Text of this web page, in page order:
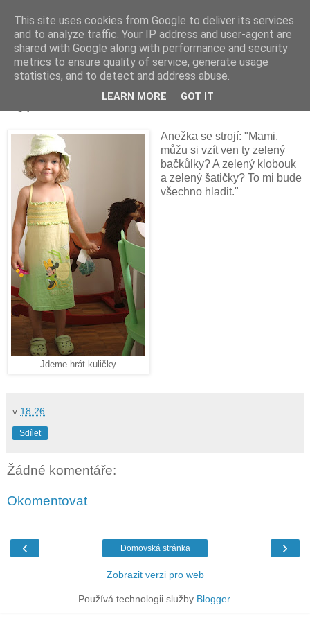
Jdeme hrát kuličky
Anežka se strojí: "Mami,
můžu si vzít ven ty zelený
bačkůlky? A zelený klobouk
a zelený šatičky? To mi bude
všechno hladit."
v 18:26
Sdílet
Žádné komentáře:
Okomentovat
‹ ›
Domovská stránka
Zobrazit verzi pro web
Používá technologii služby Blogger.
This site uses cookies from Google to deliver its services
and to analyze traffic. Your IP address and user-agent are
shared with Google along with performance and security
metrics to ensure quality of service, generate usage
statistics, and to detect and address abuse.
LEARN MORE GOT IT